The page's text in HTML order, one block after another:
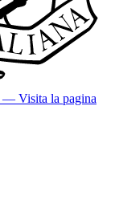
— Visita la pagina